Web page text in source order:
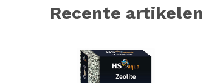
Recente artikelen